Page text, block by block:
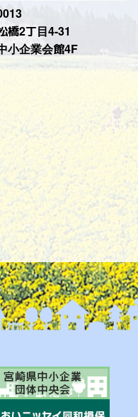
橋2丁目4-31
小企業会館4F